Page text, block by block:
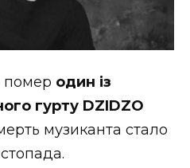
помер один із
гурту DZIDZO
музиканта стало